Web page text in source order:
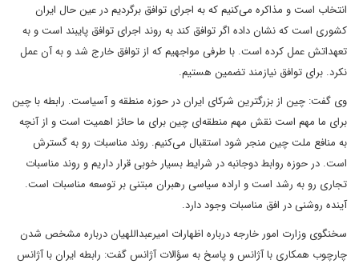
انتخاب است و مذاکره می‌کنیم که به اجرای توافق برگردیم در عین حال ایران
کشوری است که نشان داده اگر توافق کند به روند اجرای توافق پایبند است و به
تعهداتش عمل کرده است. با طرفی مواجهیم که از توافق خارج شد و به آن عمل
نکرد. برای توافق نیازمند تضمین هستیم.
وی گفت: چین از بزرگترین شرکای ایران در حوزه منطقه و آسیاست. رابطه با چین
برای ما مهم است نقش مهم منطقه‌ای چین برای ما حائز اهمیت است و از آنچه
به منافع ملت چین منجر شود استقبال می‌کنیم. روند مناسبات رو به گسترش
است. در حوزه روابط دوجانبه در شرایط بسیار خوبی قرار داریم و روند مناسبات
تجاری رو به رشد است و اراده سیاسی رهبران مبتنی بر توسعه مناسبات است.
آینده روشنی در افق مناسبات وجود دارد.
سخنگوی وزارت امور خارجه درباره اظهارات امیرعبداللهیان درباره مشخص شدن
چارچوب همکاری با آژانس و پاسخ به سؤالات آژانس گفت: رابطه ایران با آژانس